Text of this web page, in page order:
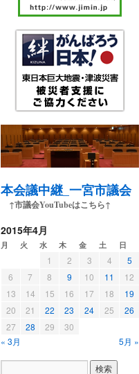
本会議中継_一宮市議会
↑市議会YouTubeはこちら↑
2015年4月
月 火 水 木 金 土 日
1 2 3 4
5
6
7 8 9 10 11
12
13
14 15 16 17 18
19
20
21 22 23 24 25
26
27
28 29
30
« 3月
5月 »